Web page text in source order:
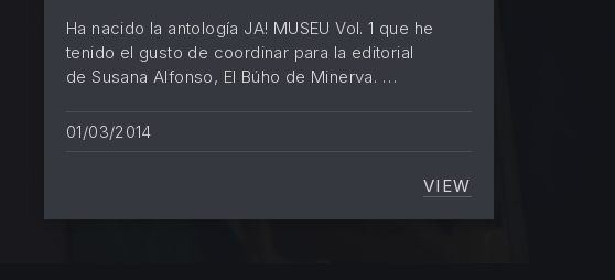
Ha nacido la antología JA! MUSEU Vol. 1 que he
tenido el gusto de coordinar para la editorial
de Susana Alfonso, El Búho de Minerva. …
01/03/2014
VIEWJA!MUSEU VOL. 1